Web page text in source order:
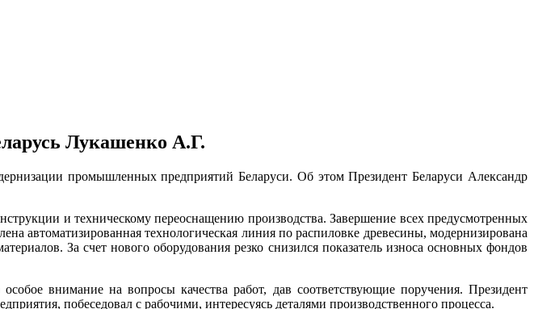
Лукашенко А.Г.
промышленных предприятий Беларуси. Об этом Президент Беларуси Александр
и техническому переоснащению производства. Завершение всех предусмотренных
автоматизированная технологическая линия по распиловке древесины, модернизирована
За счет нового оборудования резко снизился показатель износа основных фондов
внимание на вопросы качества работ, дав соответствующие поручения. Президент
побеседовал с рабочими, интересуясь деталями производственного процесса.